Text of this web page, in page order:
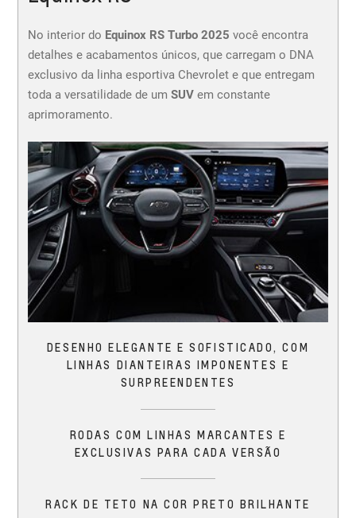
No interior do Equinox RS Turbo 2025 você encontra
detalhes e acabamentos únicos, que carregam o DNA
exclusivo da linha esportiva Chevrolet e que entregam
toda a versatilidade de um SUVem constante
aprimoramento.
DESENHO ELEGANTE E SOFISTICADO, COM
LINHAS DIANTEIRAS IMPONENTES E
SURPREENDENTES
RODAS COM LINHAS MARCANTES E
EXCLUSIVAS PARA CADA VERSÃO
RACK DE TETO NA COR PRETO BRILHANTE